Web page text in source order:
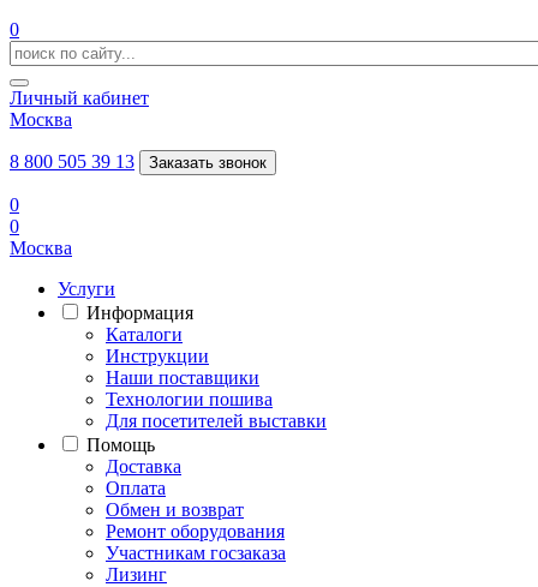
0
Личный кабинет
Москва
8 800 505 39 13 Заказать звонок
0
0
Москва
Услуги
Информация
Каталоги
Инструкции
Наши поставщики
Технологии пошива
Для посетителей выставки
Помощь
Доставка
Оплата
Обмен и возврат
Ремонт оборудования
Участникам госзаказа
Лизинг